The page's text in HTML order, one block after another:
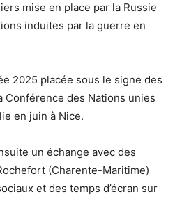
mise en place par la Russie
induites par la guerre en
2025 placée sous le signe des
Conférence des Nations unies
en juin à Nice.
un échange avec des
(Charente-Maritime)
et des temps d’écran sur